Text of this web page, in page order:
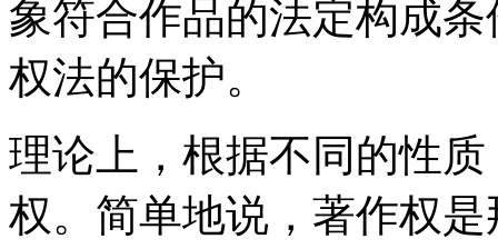
象符合作品的法定构成
权法的保护。
理论上，根据不同的性
权。简单地说，著作权